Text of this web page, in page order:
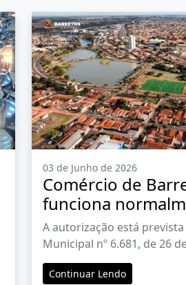
03 de Junho de 2026
Comércio de
funciona
feriado de Corpus
A autorização está prevista
Municipal nº 6.681, de 26
2023
Continuar Lendo